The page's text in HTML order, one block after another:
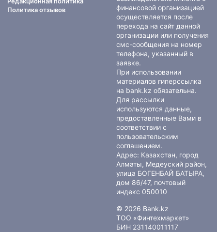
Политика отзывов
финансовой организацией
осуществляется после
перехода на сайт данной
организации или получения
смс-сообщения на номер
телефона, указанный в
заявке.
При использовании
материалов гиперссылка
на bank.kz обязательна.
Для рассылки
используются данные,
предоставленные Вами в
соответствии с
пользовательским
соглашением.
Адрес: Казахстан, город
Алматы, Медеуский район,
улица БОГЕНБАЙ БАТЫРА,
дом 86/47, почтовый
индекс 050010
© 2026 Bank.kz
ТОО «Финтехмаркет»
БИН 231140011117